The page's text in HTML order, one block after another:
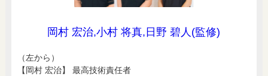
岡村 宏治,小村 将真,日野 碧人(監修)
（左から）
【岡村 宏治】 最高技術責任者